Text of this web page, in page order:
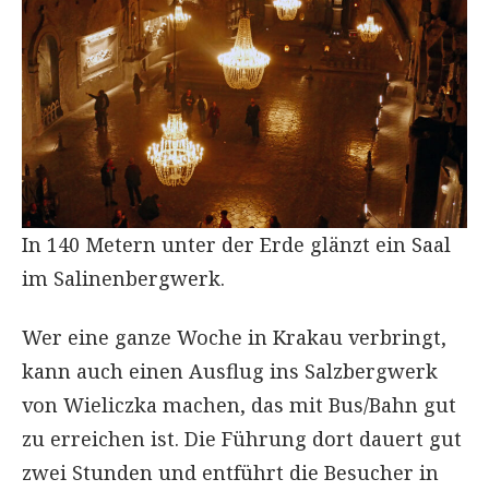
In 140 Metern unter der Erde glänzt ein Saal
im Salinenbergwerk.
Wer eine ganze Woche in Krakau verbringt,
kann auch einen Ausflug ins Salzbergwerk
von Wieliczka machen, das mit Bus/Bahn gut
zu erreichen ist. Die Führung dort dauert gut
zwei Stunden und entführt die Besucher in